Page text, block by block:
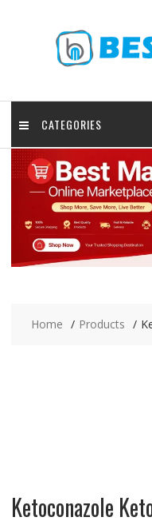
CATEGORIES
Home Products
Ketoconazole